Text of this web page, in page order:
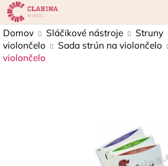
Prejsť
na
obsah
Domov Sláčikové nástroje Struny
violončelo
Sada strún na violončelo
violončelo
K
o
š
Späť
Späť
Č